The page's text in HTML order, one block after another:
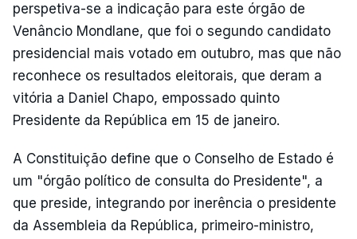
perspetiva-se a indicação para este órgão de
Venâncio Mondlane, que foi o segundo candidato
presidencial mais votado em outubro, mas que não
reconhece os resultados eleitorais, que deram a
vitória a Daniel Chapo, empossado quinto
Presidente da República em 15 de janeiro.
A Constituição define que o Conselho de Estado é
um "órgão político de consulta do Presidente", a
que preside, integrando por inerência o presidente
da Assembleia da República, primeiro-ministro,